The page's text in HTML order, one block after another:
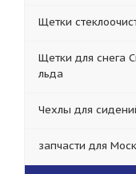
Щетки
Щетки для снега
льда
Чехлы для
запчасти для